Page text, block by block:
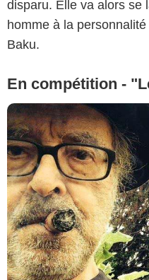
disparu. Elle va alors se
homme à la
Baku.
En compétition -